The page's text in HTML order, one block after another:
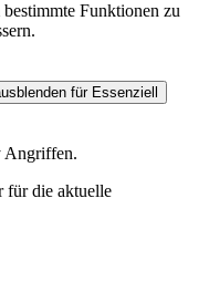
Funktionen zu
für Essenziell
Angriffen.
für die aktuelle